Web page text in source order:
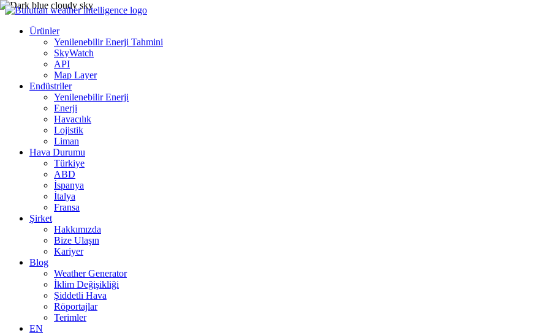
Ürünler
Yenilenebilir Enerji Tahmini
SkyWatch
API
Map Layer
Endüstriler
Yenilenebilir Enerji
Enerji
Havacılık
Lojistik
Liman
Hava Durumu
Türkiye
ABD
İspanya
İtalya
Fransa
Şirket
Hakkımızda
Bize Ulaşın
Kariyer
Blog
Weather Generator
İklim Değişikliği
Şiddetli Hava
Röportajlar
Terimler
EN